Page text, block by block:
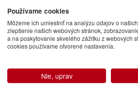
Cauley
29.95 €
Na sklade
Zadajte Váš
Používame cookies
Môžeme ich umiestniť na analýzu údajov o
zlepšenie našich webových stránok,
a na poskytovanie skvelého zážitku z webových
cookies používame otvorené nastavenia.
Nie, uprav